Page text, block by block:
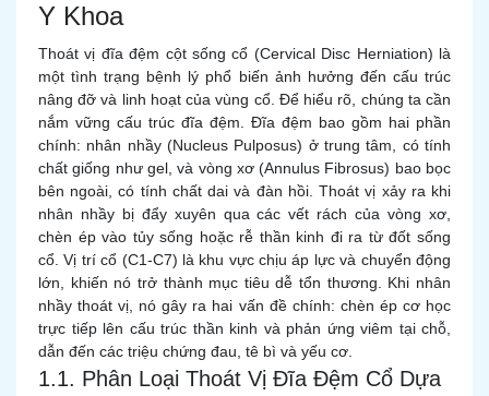
Y Khoa
Thoát vị đĩa đệm cột sống cổ (Cervical Disc Herniation) là
một tình trạng bệnh lý phổ biến ảnh hưởng đến cấu trúc
nâng đỡ và linh hoạt của vùng cổ. Để hiểu rõ, chúng ta cần
nắm vững cấu trúc đĩa đệm. Đĩa đệm bao gồm hai phần
chính: nhân nhầy (Nucleus Pulposus) ở trung tâm, có tính
chất giống như gel, và vòng xơ (Annulus Fibrosus) bao bọc
bên ngoài, có tính chất dai và đàn hồi. Thoát vị xảy ra khi
nhân nhầy bị đẩy xuyên qua các vết rách của vòng xơ,
chèn ép vào tủy sống hoặc rễ thần kinh đi ra từ đốt sống
cổ. Vị trí cổ (C1-C7) là khu vực chịu áp lực và chuyển động
lớn, khiến nó trở thành mục tiêu dễ tổn thương. Khi nhân
nhầy thoát vị, nó gây ra hai vấn đề chính: chèn ép cơ học
trực tiếp lên cấu trúc thần kinh và phản ứng viêm tại chỗ,
dẫn đến các triệu chứng đau, tê bì và yếu cơ.
1.1. Phân Loại Thoát Vị Đĩa Đệm Cổ Dựa